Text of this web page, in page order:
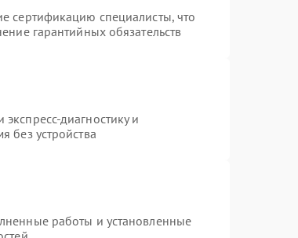
сертификацию специалисты, что
гарантийных обязательств
диагностику и
без устройства
работы и установленные